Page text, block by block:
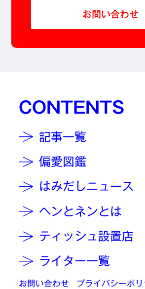
お問い合わせ
CONTENTS
記事一覧
偏愛図鑑
はみだしニュース
ヘンとネンとは
ティッシュ設置店
ライター一覧
お問い合わせ プライバシーポリ